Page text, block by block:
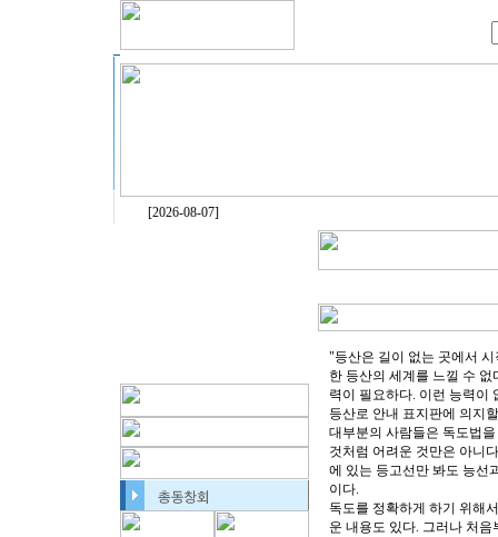
[2026-08-07]
"등산은 길이 없는 곳에서
한 등산의 세계를 느낄 수
력이 필요하다. 이런 능력이
등산로 안내 표지판에 의지
대부분의 사람들은 독도법
것처럼 어려운 것만은 아니
에 있는 등고선만 봐도 능선
이다.
독도를 정확하게 하기 위해
운 내용도 있다. 그러나 처